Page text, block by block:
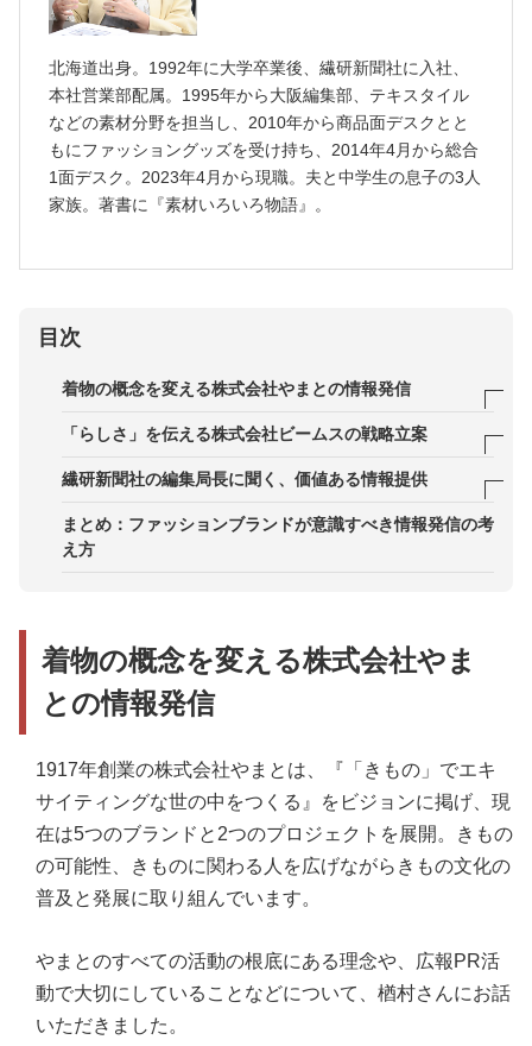
北海道出身。1992年に大学卒業後、繊研新聞社に入社、
本社営業部配属。1995年から大阪編集部、テキスタイル
などの素材分野を担当し、2010年から商品面デスクとと
もにファッショングッズを受け持ち、2014年4月から総合
1面デスク。2023年4月から現職。夫と中学生の息子の3人
家族。著書に『素材いろいろ物語』。
目次
着物の概念を変える株式会社やまとの情報発信
各ブランドのカラーを引き出すプレス担当者の情報
着物を中心に関わるすべての人が幸せな状態でいて
ほしい
参加者から、株式会社やまと・楢村さまへ質問
「らしさ」を伝える株式会社ビームスの戦略立案
ファンを増やし続けるBEAMSの広報PR
「らしさ」を形にしていく際のポイント
繊研新聞社の編集局長に聞く、価値ある情報提供
充実した紙面づくりを支える情報収集力
まとめ：ファッションブランドが意識すべき情報発信の考
え方
着物の概念を変える株式会社やま
との情報発信
1917年創業の株式会社やまとは、『「きもの」でエキ
サイティングな世の中をつくる』をビジョンに掲げ、現
在は5つのブランドと2つのプロジェクトを展開。きもの
の可能性、きものに関わる人を広げながらきもの文化の
普及と発展に取り組んでいます。
やまとのすべての活動の根底にある理念や、広報PR活
動で大切にしていることなどについて、楢村さんにお話
いただきました。